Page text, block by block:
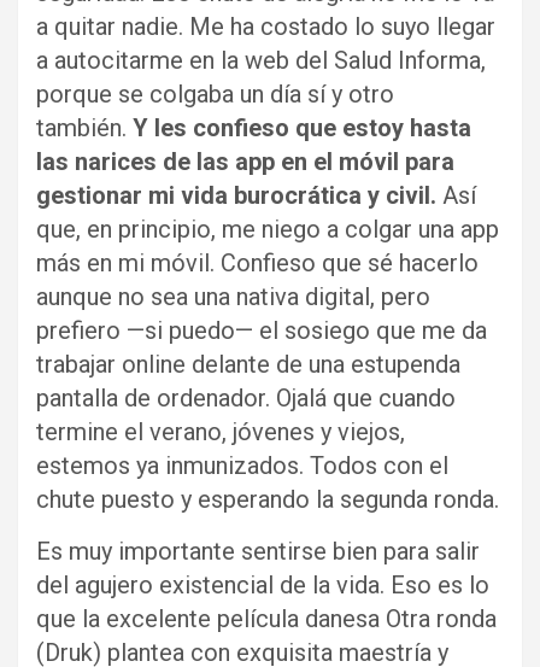
a quitar nadie. Me ha costado lo suyo llegar
a autocitarme en la web del Salud Informa,
porque se colgaba un día sí y otro
también. Y les confieso que estoy hasta
las narices de las app en el móvil para
gestionar mi vida burocrática y civil. Así
que, en principio, me niego a colgar una app
más en mi móvil. Confieso que sé hacerlo
aunque no sea una nativa digital, pero
prefiero —si puedo— el sosiego que me da
trabajar online delante de una estupenda
pantalla de ordenador. Ojalá que cuando
termine el verano, jóvenes y viejos,
estemos ya inmunizados. Todos con el
chute puesto y esperando la segunda ronda.
Es muy importante sentirse bien para salir
del agujero existencial de la vida. Eso es lo
que la excelente película danesa Otra ronda
(Druk) plantea con exquisita maestría y